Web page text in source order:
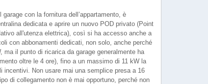
con la fornitura dell’appartamento, è
dedicata e aprire un nuovo POD privato (Point
all'utenza elettrica), così si ha accesso anche a
con abbonamenti dedicati, non solo, anche perché
ma il punto di ricarica da garage generalmente ha
oltre le 4 ore), fino a un massimo di 11 kW la
incentivi. Non usare mai una semplice presa a 16
di collegamento non è mai opportuno, perché non